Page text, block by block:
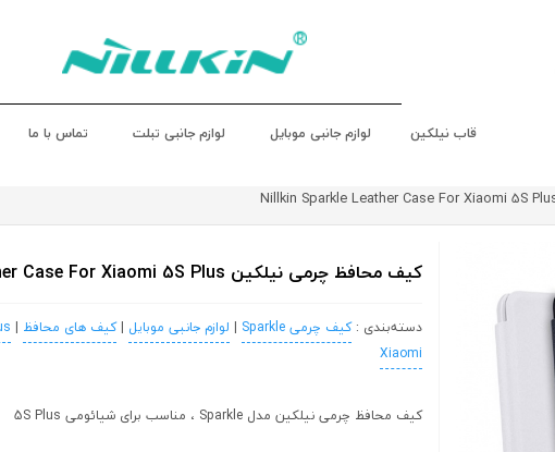
قاب نیلکین لوازم جانبی موبایل لوازم جانبی تبلت تماس با ما
کیف محافظ چرمی نیلکین Nillkin Sparkle Leather Case For Xiaomi 5S Plus
دسته‌بندی :کیف چرمی Sparkle | لوازم جانبی موبایل |کیف های محافظ |
Xiaomi
کیف محافظ چرمی نیلکین مدل Sparkle ، مناسب برای شیائومی 5S Plus